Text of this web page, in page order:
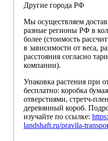
Другие города РФ
Мы осуществляем
разные регионы РФ в
более (стоимость
в зависимости от веса,
расстояния согласно
компании).
Упаковка растения при
бесплатно: коробка
отверстиями, стретч-
деревянный короб.
изучайте по ссылке:
landshaft.ru/pravila-